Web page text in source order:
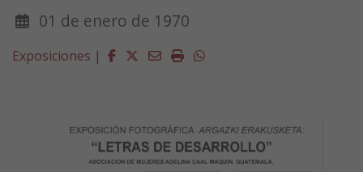
01 de enero de 1970
Exposiciones | Facebook
Twitter
EmailImprimirWhatsapp